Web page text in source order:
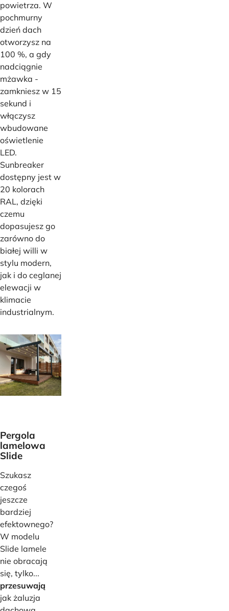
powietrza. W
pochmurny
dzień dach
otworzysz na
100 %, a gdy
nadciągnie
mżawka -
zamkniesz w 15
sekund i
włączysz
wbudowane
oświetlenie
LED.
Sunbreaker
dostępny jest w
20 kolorach
RAL, dzięki
czemu
dopasujesz go
zarówno do
białej willi w
stylu modern,
jak i do ceglanej
elewacji w
klimacie
industrialnym.
Pergola
lamelowa
Slide
Szukasz
czegoś
jeszcze
bardziej
efektownego?
W modelu
Slide lamele
nie obracają
się, tylko...
przesuwają
jak żaluzja